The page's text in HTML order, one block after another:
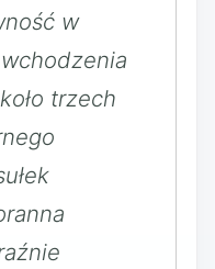
w
trzech